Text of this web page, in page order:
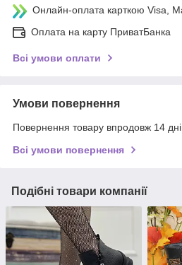
Онлайн-оплата карткою Visa,
Оплата на карту ПриватБанка
Всі умови оплати
Умови повернення
Повернення товару впродовж 14
Всі умови повернення
Подібні товари компанії